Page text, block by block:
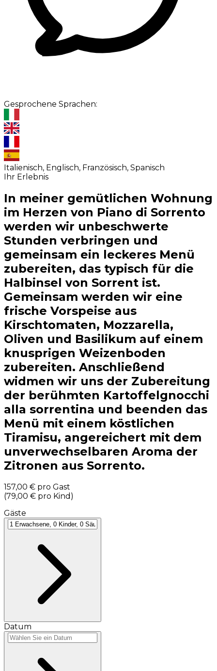
Gesprochene Sprachen:
Italienisch, Englisch, Französisch, Spanisch
Ihr Erlebnis
In meiner gemütlichen Wohnung
im Herzen von Piano di Sorrento
werden wir unbeschwerte
Stunden verbringen und
gemeinsam ein leckeres Menü
zubereiten, das typisch für die
Halbinsel von Sorrent ist.
Gemeinsam werden wir eine
frische Vorspeise aus
Kirschtomaten, Mozzarella,
Oliven und Basilikum auf einem
knusprigen Weizenboden
zubereiten. Anschließend
widmen wir uns der Zubereitung
der berühmten Kartoffelgnocchi
alla sorrentina und beenden das
Menü mit einem köstlichen
Tiramisu, angereichert mit dem
unverwechselbaren Aroma der
Zitronen aus Sorrento.
157,00 € pro Gast
(79,00 € pro Kind )
Gäste
Datum